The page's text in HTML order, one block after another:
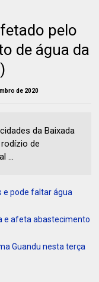
pelo
de água da
de 2020
da Baixada
de
...
e pode faltar água
e afeta abastecimento
Guandu nesta terça